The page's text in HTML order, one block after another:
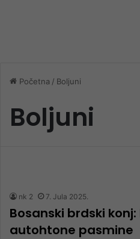
Početna / Boljuni
Boljuni
nk 2 7. Jula 2025.
Bosanski brdski
autohtone pasmine